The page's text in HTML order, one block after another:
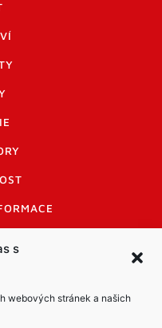
s
webových stránek a našich